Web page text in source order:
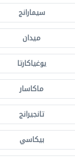
سيمارانج
ميدان
يوغياكارتا
ماكاسار
تانجيرانج
بيكاسي